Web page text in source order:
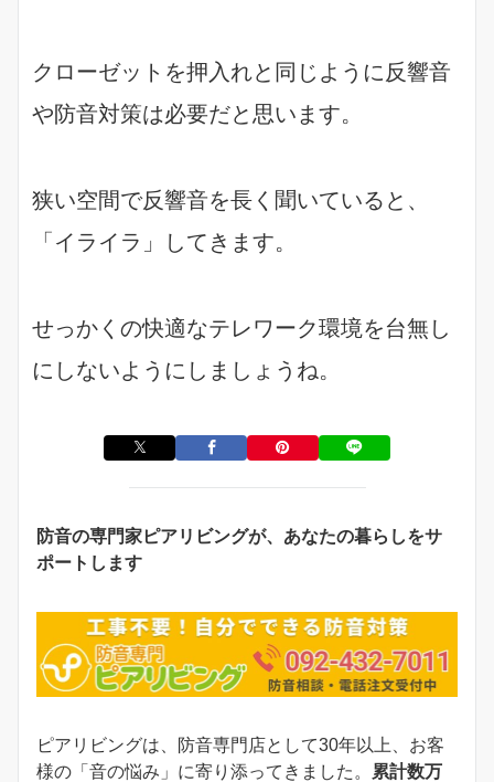
クローゼットを押入れと同じように反響音
や防音対策は必要だと思います。
狭い空間で反響音を長く聞いていると、
「イライラ」してきます。
せっかくの快適なテレワーク環境を台無し
にしないようにしましょうね。
防音の専門家ピアリビングが、あなたの暮らしをサ
ポートします
ピアリビングは、防音専門店として30年以上、お客
様の「音の悩み」に寄り添ってきました。
累計数万